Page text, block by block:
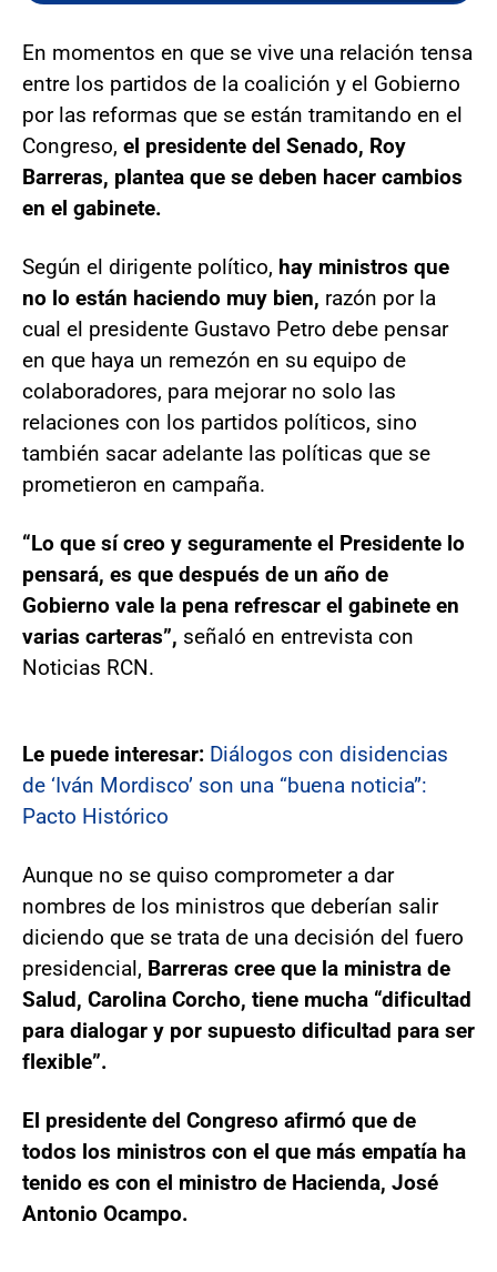
En momentos en que se vive una relación tensa
entre los partidos de la coalición y el Gobierno
por las reformas que se están tramitando en el
Congreso, el presidente del Senado, Roy
Barreras, plantea que se deben hacer cambios
en el gabinete.
Según el dirigente político, hay ministros que
no lo están haciendo muy bien, razón por la
cual el presidente Gustavo Petro debe pensar
en que haya un remezón en su equipo de
colaboradores, para mejorar no solo las
relaciones con los partidos políticos, sino
también sacar adelante las políticas que se
prometieron en campaña.
“Lo que sí creo y seguramente el Presidente lo
pensará, es que después de un año de
Gobierno vale la pena refrescar el gabinete en
varias carteras”, señaló en entrevista con
Noticias RCN.
Le puede interesar: Diálogos con disidencias
de ‘Iván Mordisco’ son una “buena noticia”:
Pacto Histórico
Aunque no se quiso comprometer a dar
nombres de los ministros que deberían salir
diciendo que se trata de una decisión del fuero
presidencial, Barreras cree que la ministra de
Salud, Carolina Corcho, tiene mucha “dificultad
para dialogar y por supuesto dificultad para ser
flexible”.
El presidente del Congreso afirmó que de
todos los ministros con el que más empatía ha
tenido es con el ministro de Hacienda, José
Antonio Ocampo.